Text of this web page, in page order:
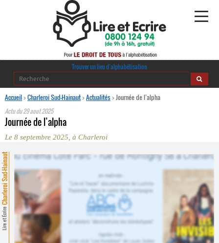
Alphabétisation
Regards croisés
·
Ressources pédagogiques
Comprendre et parler
Espace presse
Contacts
Trouver un lieu d’alphabétisation
Accueil>Charleroi Sud-Hainaut>Actualités>Journée de l’alpha
Actu du29 aout 2025
Journée de l’alpha
Le 8 septembre 2025, à Charleroi
Lire et Écrire
Charleroi Sud-Hainaut